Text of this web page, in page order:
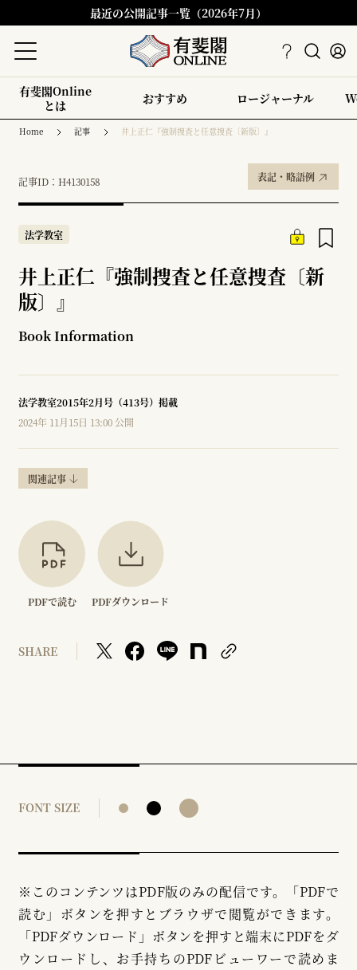
最近の公開記事一覧（2026年7月）
有斐閣Online
とは
おすすめ ロージャーナル
Home 記事 井上正仁『強制捜査と任意捜査〔新版〕』
記事ID：H4130158 表記・略語例
法学教室
井上正仁『強制捜査と任意捜査〔新
版〕』
Book Information
法学教室2015年2月号（413号）掲載
2024年 11月15日 13:00 公開
関連記事
PDFで読む PDFダウンロード
SHARE
FONT SIZE
※このコンテンツはPDF版のみの配信です。「PDFで
読む」ボタンを押すとブラウザで閲覧ができます。
「PDFダウンロード」ボタンを押すと端末にPDFをダ
ウンロードし、お手持ちのPDFビューワーで読めま